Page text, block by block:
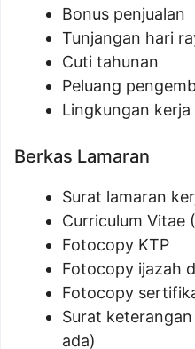
Bonus penjualan
Tunjangan hari
Cuti tahunan
Peluang
Lingkungan
Berkas Lamaran
Surat lamaran
Curriculum Vitae
Fotocopy KTP
Fotocopy ijazah
Fotocopy
Surat
ada)